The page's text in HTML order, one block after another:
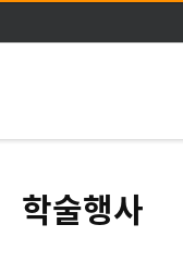
학술행사